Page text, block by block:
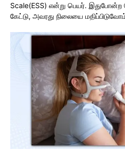
Scale(ESS) என்று பெயர்.
கேட்டு, அவரது நிலையை